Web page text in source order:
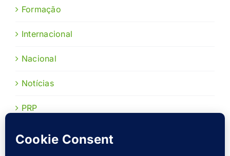
Formação
Internacional
Nacional
Notícias
PRP
Publicações